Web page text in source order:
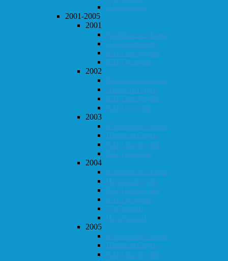
Høst-konrad
2001-2005
2001
Klubbmesterskapet
Høstturneringen
KM i hurtigsjakk
KM i lynsjakk
2002
Klubbmesterskapet
Høstturneringen
KM i hurtigsjakk
KM i lynsjakk
2003
Klubbmesterskapet
Høstturneringen
KM i hurtigsjakk
KM i lynsjakk
2004
Klubbmesterskapet
Høstturneringen
KM i hurtigsjakk
KM i lynsjakk
Vår-konrad
Høst-konrad
2005
Klubbmesterskapet
Høstturneringen
KM i hurtigsjakk